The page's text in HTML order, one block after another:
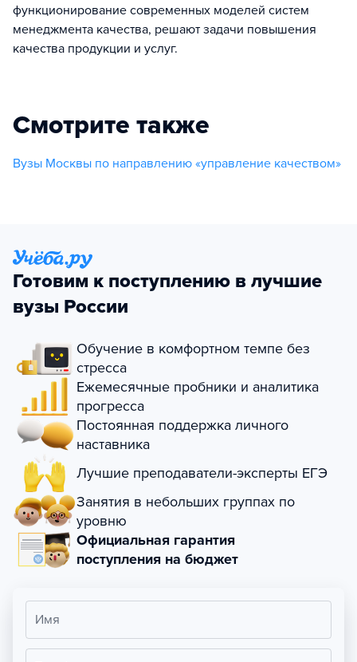
функционирование современных моделей систем
менеджмента качества, решают задачи повышения
качества продукции и услуг.
Смотрите также
Вузы Москвы по направлению «управление качеством»
Готовим к поступлению в лучшие
вузы России
Обучение в комфортном темпе без
стресса
Ежемесячные пробники и аналитика
прогресса
Постоянная поддержка личного
наставника
Лучшие преподаватели-эксперты ЕГЭ
Занятия в небольших группах по
уровню
Официальная гарантия
поступления на бюджет
Имя